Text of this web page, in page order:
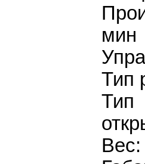
Тип
Вес: